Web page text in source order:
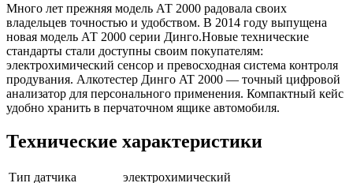
Много лет прежняя модель АТ 2000 радовала своих
владельцев точностью и удобством. В 2014 году выпущена
новая модель АТ 2000 серии Динго.Новые технические
стандарты стали доступны своим покупателям:
электрохимический сенсор и превосходная система контроля
продувания. Алкотестер Динго AT 2000 — точный цифровой
анализатор для персонального применения. Компактный кейс
удобно хранить в перчаточном ящике автомобиля.
Технические характеристики
Тип датчика
электрохимический